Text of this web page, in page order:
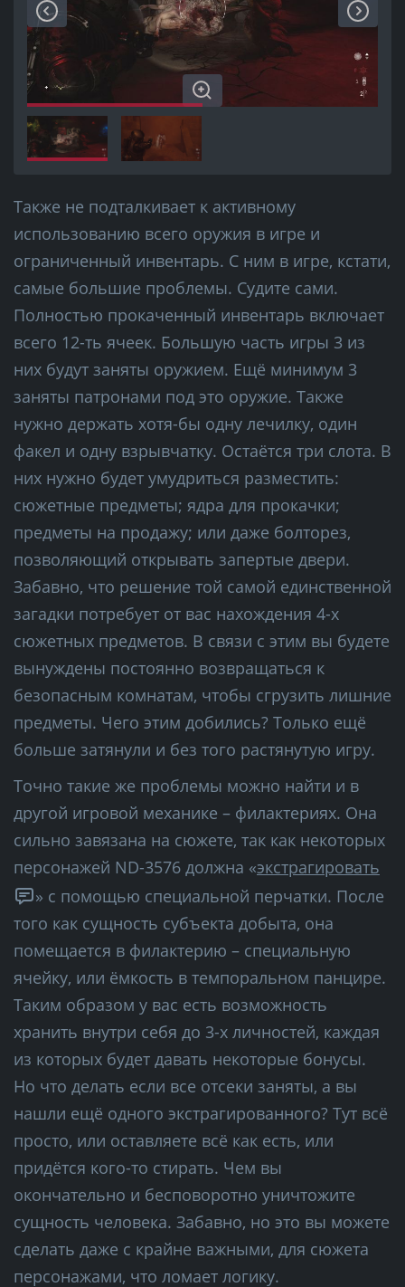
Также не подталкивает к активному
использованию всего оружия в игре и
ограниченный инвентарь. С ним в игре, кстати,
самые большие проблемы. Судите сами.
Полностью прокаченный инвентарь включает
всего 12-ть ячеек. Большую часть игры 3 из
них будут заняты оружием. Ещё минимум 3
заняты патронами под это оружие. Также
нужно держать хотя-бы одну лечилку, один
факел и одну взрывчатку. Остаётся три слота. В
них нужно будет умудриться разместить:
сюжетные предметы; ядра для прокачки;
предметы на продажу; или даже болторез,
позволяющий открывать запертые двери.
Забавно, что решение той самой единственной
загадки потребует от вас нахождения 4-х
сюжетных предметов. В связи с этим вы будете
вынуждены постоянно возвращаться к
безопасным комнатам, чтобы сгрузить лишние
предметы. Чего этим добились? Только ещё
больше затянули и без того растянутую игру.
Точно такие же проблемы можно найти и в
другой игровой механике – филактериях. Она
сильно завязана на сюжете, так как некоторых
персонажей ND-3576 должна «экстрагировать
» с помощью специальной перчатки. После
того как сущность субъекта добыта, она
помещается в филактерию – специальную
ячейку, или ёмкость в темпоральном панцире.
Таким образом у вас есть возможность
хранить внутри себя до 3-х личностей, каждая
из которых будет давать некоторые бонусы.
Но что делать если все отсеки заняты, а вы
нашли ещё одного экстрагированного? Тут всё
просто, или оставляете всё как есть, или
придётся кого-то стирать. Чем вы
окончательно и бесповоротно уничтожите
сущность человека. Забавно, но это вы можете
сделать даже с крайне важными, для сюжета
персонажами, что ломает логику.